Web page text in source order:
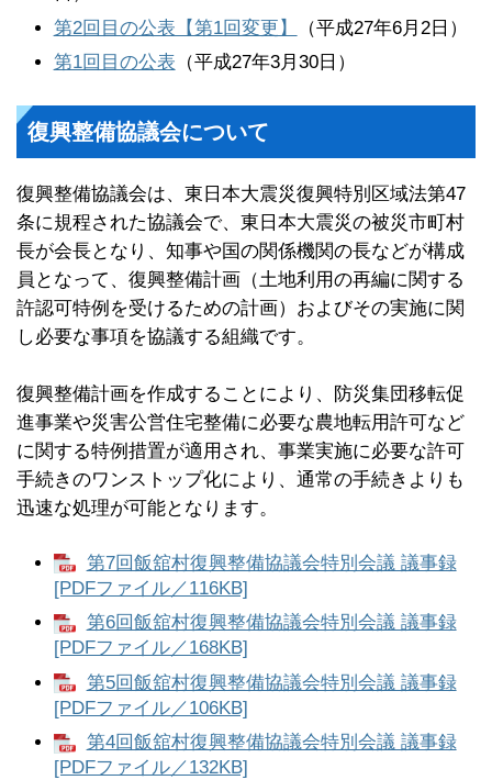
第2回目の公表【第1回変更】
（平成27年6月2日）
第1回目の公表 （平成27年3月30日）
復興整備協議会について
復興整備協議会は、東日本大震災復興特別区域法第47
条に規程された協議会で、東日本大震災の被災市町村
長が会長となり、知事や国の関係機関の長などが構成
員となって、復興整備計画（土地利用の再編に関する
許認可特例を受けるための計画）およびその実施に関
し必要な事項を協議する組織です。
復興整備計画を作成することにより、防災集団移転促
進事業や災害公営住宅整備に必要な農地転用許可など
に関する特例措置が適用され、事業実施に必要な許可
手続きのワンストップ化により、通常の手続きよりも
迅速な処理が可能となります。
第7回飯舘村復興整備協議会特別会議 議事録
[PDFファイル／116KB]
第6回飯舘村復興整備協議会特別会議 議事録
[PDFファイル／168KB]
第5回飯舘村復興整備協議会特別会議 議事録
[PDFファイル／106KB]
第4回飯舘村復興整備協議会特別会議 議事録
[PDFファイル／132KB]